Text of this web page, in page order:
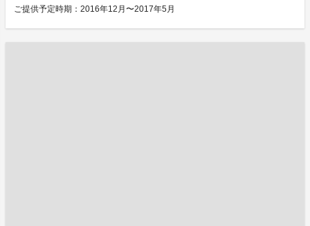
ご提供予定時期：2016年12月〜2017年5月